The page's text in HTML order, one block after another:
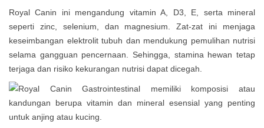
Royal Canin ini mengandung vitamin A, D3, E, serta mineral
seperti zinc, selenium, dan magnesium. Zat-zat ini menjaga
keseimbangan elektrolit tubuh dan mendukung pemulihan nutrisi
selama gangguan pencernaan. Sehingga, stamina hewan tetap
terjaga dan risiko kekurangan nutrisi dapat dicegah.